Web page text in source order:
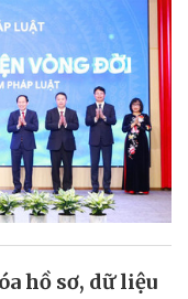
hồ sơ, dữ liệu